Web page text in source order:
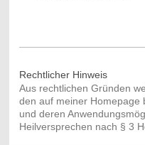
Rechtlicher Hinweis
Aus rechtlichen Gründen
den auf meiner Homepage
und deren
Heilversprechen nach § 3